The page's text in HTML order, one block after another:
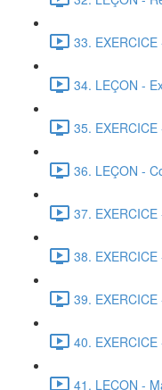
33.
34. LEÇON -
35.
36. LEÇON -
37.
38.
39.
40.
41. LEÇON -